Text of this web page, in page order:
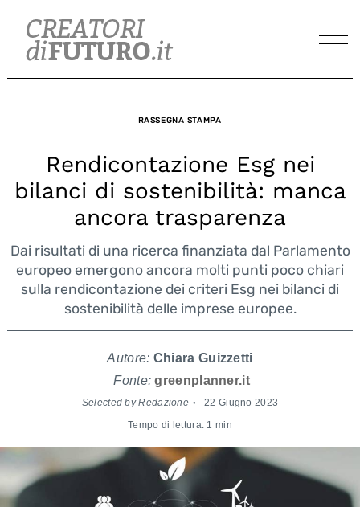
content
RASSEGNA STAMPA
Rendicontazione Esg nei
bilanci di sostenibilità: manca
ancora trasparenza
Dai risultati di una ricerca finanziata dal Parlamento
europeo emergono ancora molti punti poco chiari
sulla rendicontazione dei criteri Esg nei bilanci di
sostenibilità delle imprese europee.
Autore: Chiara Guizzetti
Fonte: greenplanner.it
Selected by Redazione 22 Giugno 2023
Tempo di lettura: 1 min